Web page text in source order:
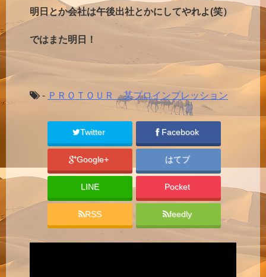
明日とか会社は午後出社とかにしてやれよ(笑）
ではまた明日！
- ＰＲＯＴＯＵＲ 某プロインプレッション
Twitter Facebook
Google+ はてブ
LINE Pocket
RSS feedly